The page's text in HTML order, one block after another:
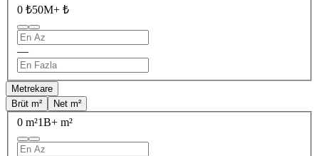
0 ₺50M+ ₺
—
Metrekare
Brüt m²
Net m²
0 m²1B+ m²